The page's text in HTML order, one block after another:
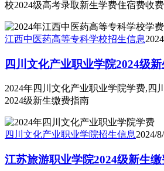
校2024级高考录取新生学费住宿费收
江西中医药高等专科学校招生信息
四川文化产业职业学院2024级
2024年四川文化产业职业学院学费,四
2024级新生缴费指南
四川文化产业职业学院招生信息2024/
江苏旅游职业学院2024级新生